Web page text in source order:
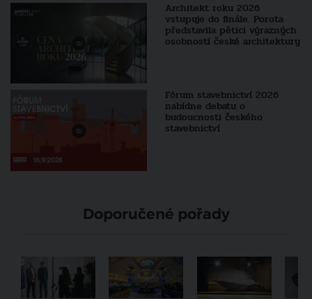
Architekt roku 2026
vstupuje do finále. Porota
představila pětici výrazných
osobností české architektury
Fórum stavebnictví 2026
nabídne debatu o
budoucnosti českého
stavebnictví
Doporučené pořady